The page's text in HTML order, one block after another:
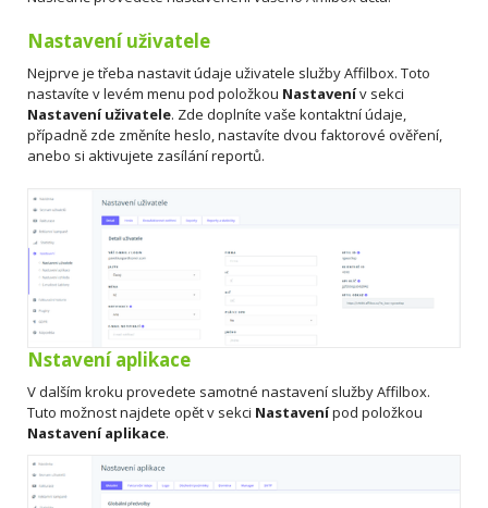
Nastavení uživatele
Nejprve je třeba nastavit údaje uživatele služby Affilbox. Toto
nastavíte v levém menu pod položkou Nastavenív sekci
Nastavení uživatele. Zde doplníte vaše kontaktní údaje,
případně zde změníte heslo, nastavíte dvou faktorové ověření,
anebo si aktivujete zasílání reportů.
Nstavení aplikace
V dalším kroku provedete samotné nastavení služby Affilbox.
Tuto možnost najdete opět v sekci Nastavenípod položkou
Nastavení aplikace.